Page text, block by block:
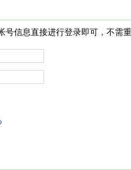
号信息直接进行登录即可，不需